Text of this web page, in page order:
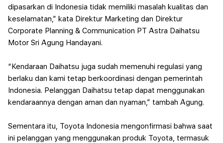
dipasarkan di Indonesia tidak memiliki masalah kualitas dan
keselamatan,” kata Direktur Marketing dan Direktur
Corporate Planning & Communication PT Astra Daihatsu
Motor Sri Agung Handayani.
“Kendaraan Daihatsu juga sudah memenuhi regulasi yang
berlaku dan kami tetap berkoordinasi dengan pemerintah
Indonesia. Pelanggan Daihatsu tetap dapat menggunakan
kendaraannya dengan aman dan nyaman,” tambah Agung.
Sementara itu, Toyota Indonesia mengonfirmasi bahwa saat
ini pelanggan yang menggunakan produk Toyota, termasuk